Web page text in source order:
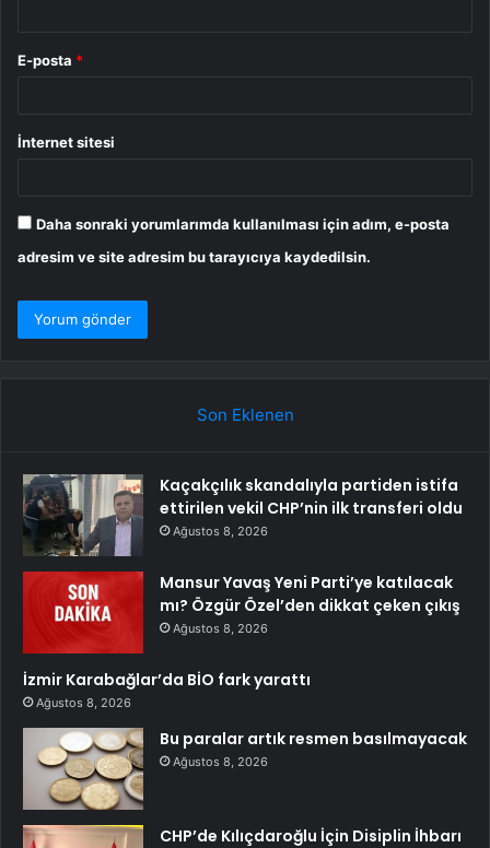
E-posta *
İnternet sitesi
Daha sonraki yorumlarımda kullanılması için adım, e-posta
adresim ve site adresim bu tarayıcıya kaydedilsin.
Son Eklenen
Kaçakçılık skandalıyla partiden istifa
ettirilen vekil CHP’nin ilk transferi oldu
Ağustos 8, 2026
Mansur Yavaş Yeni Parti’ye katılacak
mı? Özgür Özel’den dikkat çeken çıkış
Ağustos 8, 2026
İzmir Karabağlar’da BİO fark yarattı
Ağustos 8, 2026
Bu paralar artık resmen basılmayacak
Ağustos 8, 2026
CHP’de Kılıçdaroğlu İçin Disiplin İhbarı